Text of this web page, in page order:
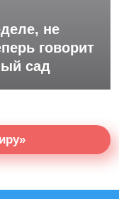
не
говорит
сад